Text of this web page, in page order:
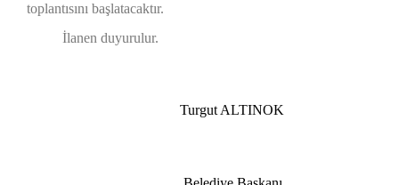
toplantısını başlatacaktır.
İlanen duyurulur.
Turgut ALTINOK